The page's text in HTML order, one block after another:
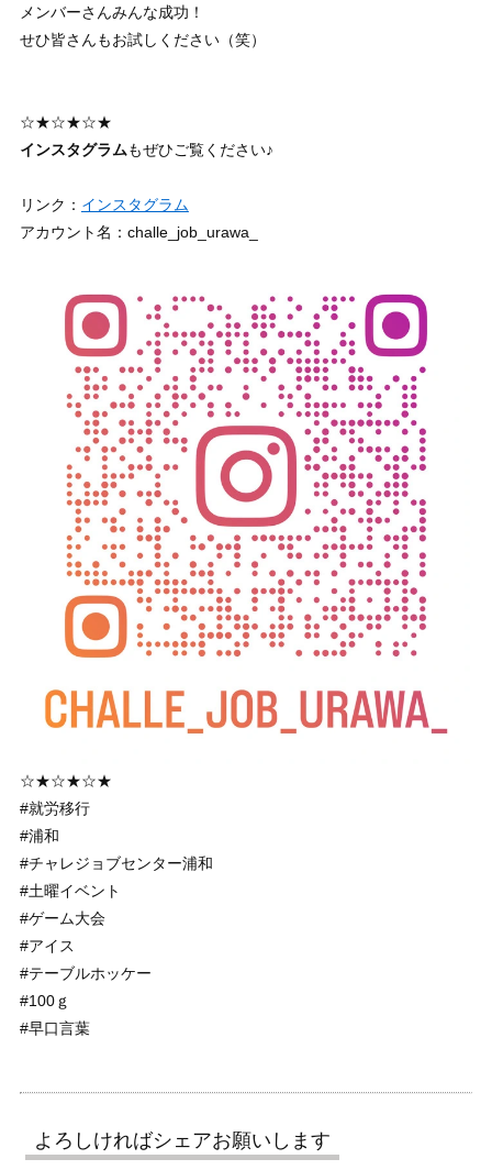
メンバーさんみんな成功！
せひ皆さんもお試しください（笑）
☆★☆★☆★
インスタグラムもぜひご覧ください♪
リンク： インスタグラム
アカウント名：challe_job_urawa_
☆★☆★☆★
#就労移行
#浦和
#チャレジョブセンター浦和
#土曜イベント
#ゲーム大会
#アイス
#テーブルホッケー
#100ｇ
#早口言葉
よろしければシェアお願いします